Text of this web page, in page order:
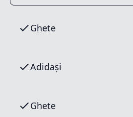
Ghete
Adidași
Ghete